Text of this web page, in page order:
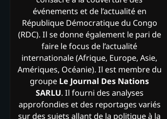
événements et de l’actualité en
République Démocratique du Congo
(RDC). Il se donne également le pari de
faire le focus de l’actualité
internationale (Afrique, Europe, Asie,
Amériques, Océanie). Il est membre du
groupe Le Journal Des Nations
SARLU. Il fourni des analyses
approfondies et des reportages variés
sur des sujets allant de la politique à la